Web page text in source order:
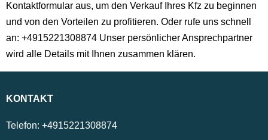
Kontaktformular aus, um den Verkauf Ihres Kfz zu beginnen
und von den Vorteilen zu profitieren. Oder rufe uns schnell
an: +4915221308874 Unser persönlicher Ansprechpartner
wird alle Details mit Ihnen zusammen klären.
KONTAKT
Telefon: +4915221308874